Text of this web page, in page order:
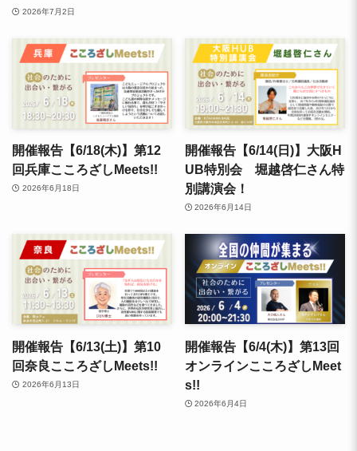
2026年7月2日
開催報告【6/18(木)】第12
回兵庫こころざしMeets!!
2026年6月18日
開催報告【6/14(日)】大阪H
UB特別会 堀越啓仁さん特
別講演会！
2026年6月14日
開催報告【6/13(土)】第10
回奈良こころざしMeets!!
2026年6月13日
開催報告【6/4(木)】第13回
オンラインこころざしMeet
s!!
2026年6月4日